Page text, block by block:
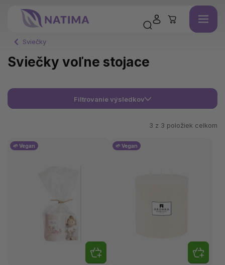
Sviečky
Sviečky voľne stojace
Filtrovanie výsledkov
3 z 3 položiek celkom
🌱 Vegan 🌱 Vegan